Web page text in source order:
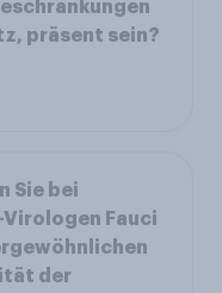
präsent sein?
Sie bei
Fauci
der